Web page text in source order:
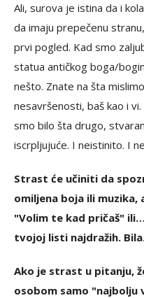
Ali, surova je istina da i
da imaju prepečenu
prvi pogled. Kad smo
statua antičkog boga/
nešto. Znate na šta
nesavršenosti, baš kao i
smo bilo šta drugo,
iscrpljujuće. I neistinito. I
Strast će učiniti da
omiljena boja ili
"Volim te kad pričaš"
tvojoj listi najdražih.
Ako je strast u pitanju,
osobom samo "najbolju